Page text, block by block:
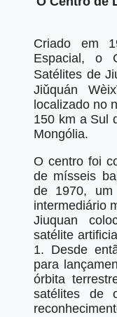
Criado em
Espacial, o
Satélites de
Jiǔquán
localizado no
150 km a Sul
Mongólia.
O centro foi
de mísseis
de 1970, um
intermediário
Jiuquan
satélite
1. Desde
para
órbita
satélites de